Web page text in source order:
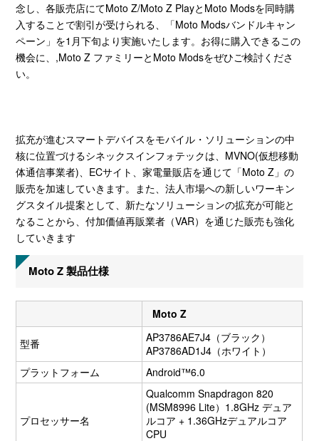
念し、各販売店にてMoto Z/Moto Z PlayとMoto Modsを同時購
入することで割引が受けられる、「Moto Modsバンドルキャン
ペーン」を1月下旬より実施いたします。お得に購入できるこの
機会に、,Moto Z ファミリーとMoto Modsをぜひご検討くださ
い。
拡充が進むスマートデバイスをモバイル・ソリューションの中
核に位置づけるシネックスインフォテックは、MVNO(仮想移動
体通信事業者)、ECサイト、家電量販店を通じて「Moto Z」の
販売を加速していきます。また、法人市場への新しいワーキン
グスタイル提案として、新たなソリューションの拡充が可能と
なることから、付加価値再販業者（VAR）を通じた販売も強化
していきます
Moto Z 製品仕様
Moto Z
型番
AP3786AE7J4（ブラック）
AP3786AD1J4（ホワイト）
プラットフォーム
Android™6.0
プロセッサー名
Qualcomm Snapdragon 820
(MSM8996 Lite）1.8GHz デュア
ルコア + 1.36GHzデュアルコア
CPU